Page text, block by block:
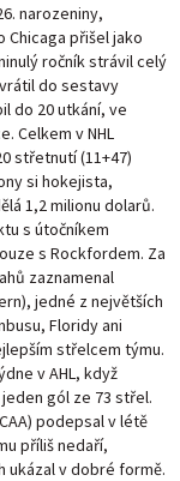
narozeniny,
Chicaga přišel jako
ročník strávil celý
do sestavy
do 20 utkání, ve
Celkem v NHL
střetnutí (11+47)
si hokejista,
1,2 milionu dolarů.
s útočníkem
s Rockfordem. Za
zaznamenal
jedné z největších
Floridy ani
střelcem týmu.
v AHL, když
gól ze 73 střel.
podepsal v létě
příliš nedaří,
ukázal v dobré formě.